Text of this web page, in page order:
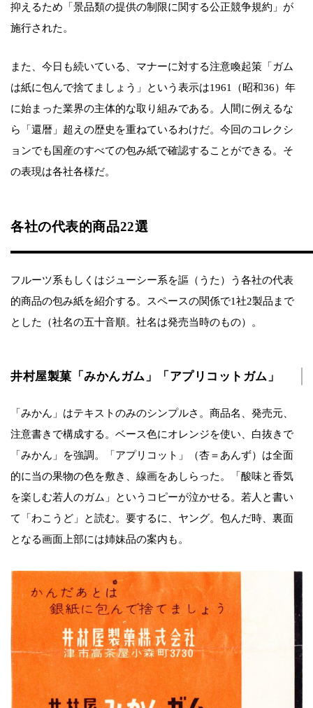
抑えるため「景品類の提供の制限に関する公正競争規約」が
施行された。
また、今日も続いている、マナーに対する注意喚起策「ガム
は紙に包んで捨てましょう」という表示は1961（昭和36）年
に始まった業界の主体的な取り組みである。人間に例えるな
ら「還暦」超えの歴史を重ねているわけだ。今回のコレクシ
ョンでも国産のすべての包み紙で確認することができる。そ
の表現は各社各様だ。
各社の代表的商品22選
フルーツ系もしくはジューシー系を謳（うた）う各社の代表
的商品の包み紙を紹介する。スペースの関係で1社2製品まで
とした（社名の五十音順。社名は発売当時のもの）。
井村屋製菓「みかんガム」「アプリコットガム」
「みかん」はテキストのみのシンプルさ。商品名、発売元、
注意書きで構成する。ベース色にオレンジを使い、白抜きで
「みかん」を強調。「アプリコット」（杏＝あんず）は全面
的に当の果物の色を敷き、線画をあしらった。「酸味と香気
を楽しむ若人のガム」というコピーが泣かせる。若人と書い
て「わこうど」と読む。要するに、ヤング。包んだ時、裏面
となる画面上部には姉妹品の案内も。